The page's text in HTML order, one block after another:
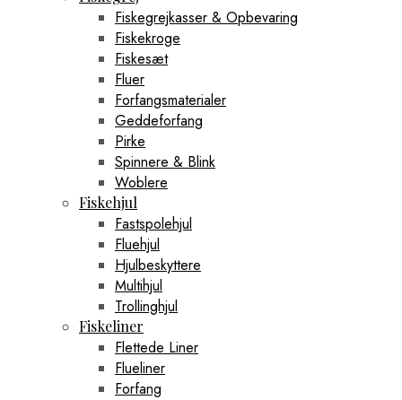
Fiskegrejkasser & Opbevaring
Fiskekroge
Fiskesæt
Fluer
Forfangsmaterialer
Geddeforfang
Pirke
Spinnere & Blink
Woblere
Fiskehjul
Fastspolehjul
Fluehjul
Hjulbeskyttere
Multihjul
Trollinghjul
Fiskeliner
Flettede Liner
Flueliner
Forfang